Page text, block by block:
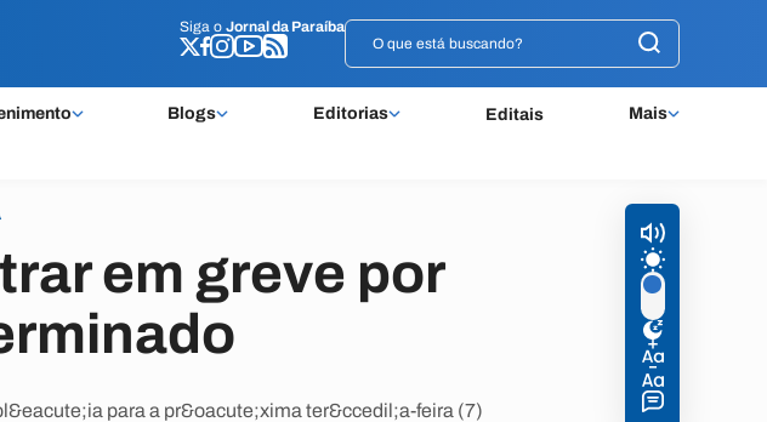
Siga o Jornal da Paraíba
Blogs Editorias Editais Mais
Siga o Jornal da Paraíba
em greve por
para a pr&oacute;xima ter&ccedil;a-feira (7)